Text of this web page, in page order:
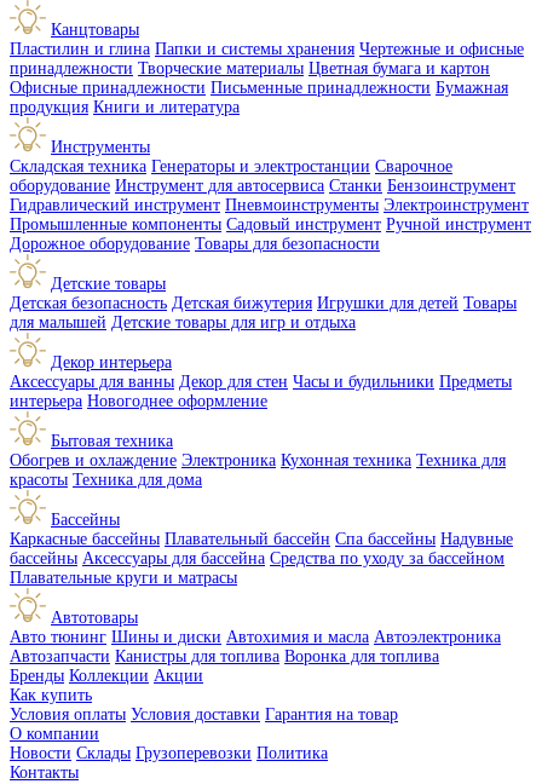
Канцтовары
Пластилин и глина Папки и системы хранения Чертежные и офисные
принадлежности Творческие материалы Цветная бумага и картон
Офисные принадлежности Письменные принадлежности Бумажная
продукция Книги и литература
Инструменты
Складская техника Генераторы и электростанции Сварочное
оборудование Инструмент для автосервиса Станки Бензоинструмент
Гидравлический инструмент Пневмоинструменты Электроинструмент
Промышленные компоненты Садовый инструмент Ручной инструмент
Дорожное оборудование Товары для безопасности
Детские товары
Детская безопасность Детская бижутерия Игрушки для детей Товары
для малышей Детские товары для игр и отдыха
Декор интерьера
Аксессуары для ванны Декор для стен Часы и будильники Предметы
интерьера Новогоднее оформление
Бытовая техника
Обогрев и охлаждение Электроника Кухонная техника Техника для
красоты Техника для дома
Бассейны
Каркасные бассейны Плавательный бассейн Спа бассейны Надувные
бассейны Аксессуары для бассейна Средства по уходу за бассейном
Плавательные круги и матрасы
Автотовары
Авто тюнинг Шины и диски Автохимия и масла Автоэлектроника
Автозапчасти Канистры для топлива Воронка для топлива
Бренды Коллекции Акции
Как купить
Условия оплаты Условия доставки Гарантия на товар
О компании
Новости Склады Грузоперевозки Политика
Контакты